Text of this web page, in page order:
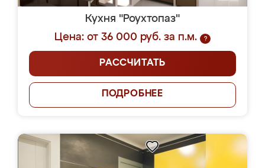
Кухня "Роухтопаз"
Цена: от 36 000 руб. за п.м.
?
РАССЧИТАТЬ
ПОДРОБНЕЕ